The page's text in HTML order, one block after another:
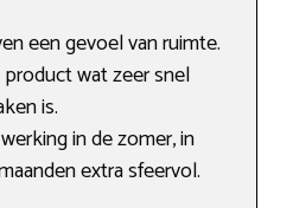
een gevoel van ruimte.
wat zeer snel
is.
in de zomer, in
extra sfeervol.